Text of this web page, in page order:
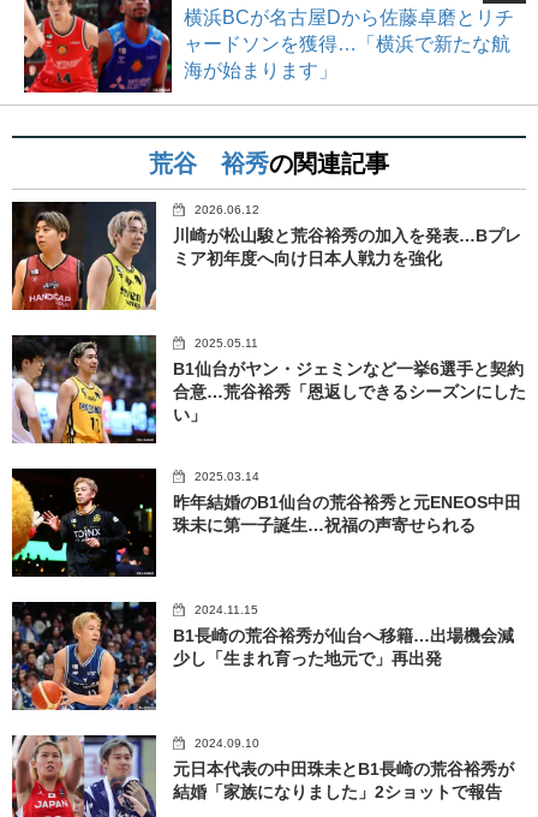
横浜BCが名古屋Dから佐藤卓磨とリチ
ャードソンを獲得…「横浜で新たな航
海が始まります」
荒谷 裕秀の関連記事
2026.06.12
川崎が松山駿と荒谷裕秀の加入を発表…Bプレ
ミア初年度へ向け日本人戦力を強化
2025.05.11
B1仙台がヤン・ジェミンなど一挙6選手と契約
合意…荒谷裕秀「恩返しできるシーズンにした
い」
2025.03.14
昨年結婚のB1仙台の荒谷裕秀と元ENEOS中田
珠未に第一子誕生…祝福の声寄せられる
2024.11.15
B1長崎の荒谷裕秀が仙台へ移籍…出場機会減
少し「生まれ育った地元で」再出発
2024.09.10
元日本代表の中田珠未とB1長崎の荒谷裕秀が
結婚「家族になりました」2ショットで報告